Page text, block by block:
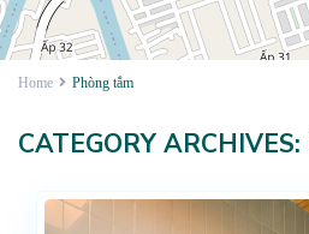
Home Phòng tắm
CATEGORY ARCHIVES: